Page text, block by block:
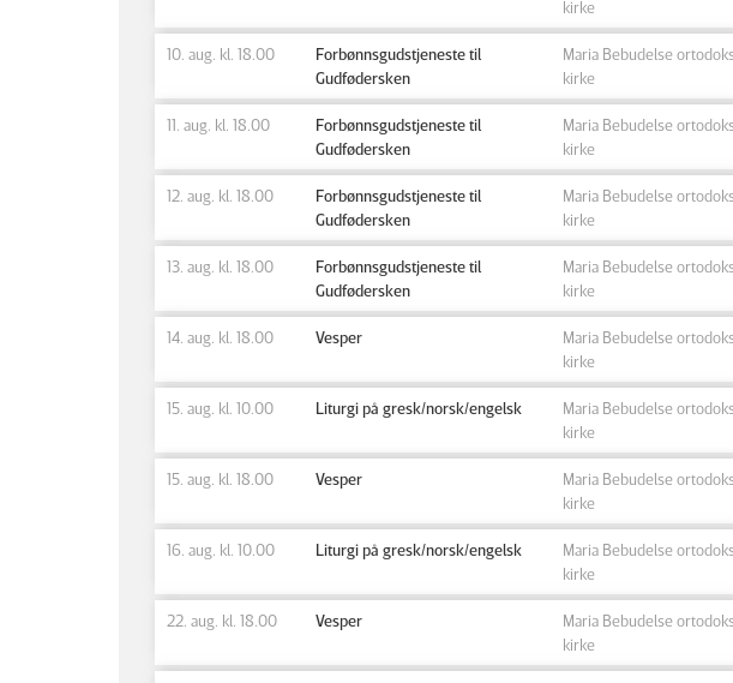
kirke
10. aug. kl. 18.00
Forbønnsgudstjeneste til
Gudfødersken
Maria Bebudelse
kirke
11. aug. kl. 18.00
Forbønnsgudstjeneste til
Gudfødersken
Maria Bebudelse
kirke
12. aug. kl. 18.00
Forbønnsgudstjeneste til
Gudfødersken
Maria Bebudelse
kirke
13. aug. kl. 18.00
Forbønnsgudstjeneste til
Gudfødersken
Maria Bebudelse
kirke
14. aug. kl. 18.00 Vesper
Maria Bebudelse
kirke
15. aug. kl. 10.00 Liturgi på gresk/norsk/engelsk
Maria Bebudelse
kirke
15. aug. kl. 18.00 Vesper
Maria Bebudelse
kirke
16. aug. kl. 10.00 Liturgi på gresk/norsk/engelsk
Maria Bebudelse
kirke
22. aug. kl. 18.00 Vesper
Maria Bebudelse
kirke